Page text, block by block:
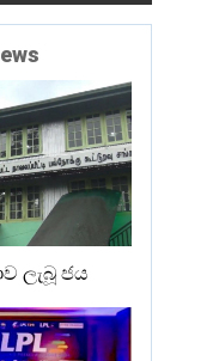
ලැබූ ජය